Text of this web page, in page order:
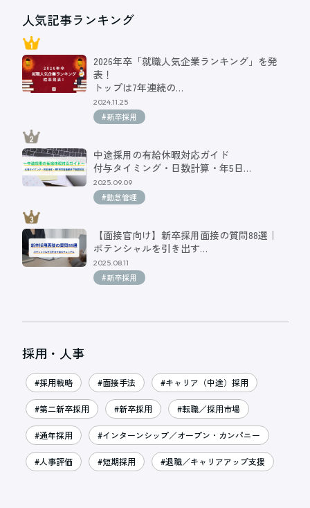
人気記事ランキング
2026年卒「就職人気企業ランキング」を発
表！
トップは7年連続の…
2024.11.25
#新卒採用
中途採用の有給休暇対応ガイド
付与タイミング・日数計算・年5日…
2025.09.09
#勤怠管理
【面接官向け】新卒採用面接の質問88選｜
ポテンシャルを引き出す…
2025.08.11
#新卒採用
採用・人事
#採用戦略 #面接手法 #キャリア（中途）採用
#第二新卒採用 #新卒採用 #転職／採用市場
#通年採用 #インターンシップ／オープン・カンパニー
#人事評価 #短期採用 #退職／キャリアアップ支援